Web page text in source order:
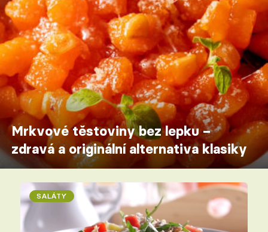
Mrkvové těstoviny bez lepku –
zdravá a originální alternativa klasiky
SALÁTY